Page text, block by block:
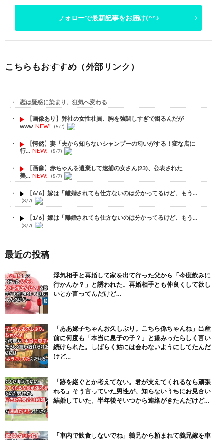
フォローで最新記事をお届け(^^♪
こちらもおすすめ（外部リンク）
恋は疑惑に染まり、狂気へ変わる
【画像あり】弊社の女性社員、胸を強調しすぎで困るんだが
www NEW! (8/7)
【愕然】妻「夫から知らないシャンプーの匂いがする！変な店に
行... NEW! (8/7)
【画像】赤ちゃんを遺棄して逮捕の女さん(23)、公表された
美... NEW! (8/7)
【6/6】嫁は「離婚されても仕方ないのは分かってるけど、もう...
(8/7)
【1/6】嫁は「離婚されても仕方ないのは分かってるけど、もう...
(8/7)
(8/7)
舌を絡ませて、唾液交換して── ちゅっちゅしながらの濃厚エッ...
(7/30)
【パリピ孔明】アニオリ場面も高評価「パリピ」続編への期待が高...
【画像】テイルズで一番マ〇コ舐めまわしたい女の子ｗｗｗｗｗ
(6/22)
Powered by livedoor 相互RSS
最近の投稿
浮気相手と再婚して家を出て行った父から「今度飲みに
行かんか？」と誘われた。再婚相手とも仲良くして欲し
いとか言ってんだけど…
「ああ嫁子ちゃんお久しぶり。こちら孫ちゃんね」出産
前に何度も「本当に息子の子？」と嫌みったらしく言い
続けられた。しばらく姑には会わないようにしてたんだ
けど…
「跡を継ぐとか考えてない。君が支えてくれるなら頑張
れる」そう言っていた男性が、知らないうちにお見合い
結婚していた。半年後そいつから連絡がきたんだけど…
「車内で飲食しないでね」義兄から頼まれて義兄嫁を車